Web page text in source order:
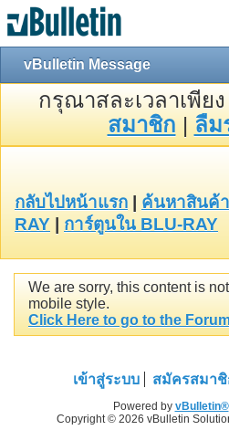
vBulletin Message
กรุณาสละเวลาเพีย
สมาชิก | ลืม
กลับไปหน้าแรก ค้นหาสินค้า
RAY
การ์ตูนใน BLU-RAY
We are sorry, this content is
mobile style.
Click Here to go to the
เข้าสู่ระบบ สมัครสมา
Powered by vBulletin®
Copyright © 2026 vBulletin